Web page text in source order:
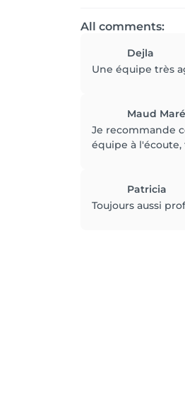
All comments:
Dejla
Une équipe très
Maud
Je recommande
équipe à
Patricia
Toujours aussi